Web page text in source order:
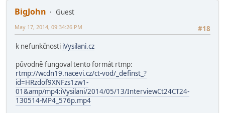
BigJohn
Guest
#18
May 17, 2014, 09:34:26 PM
k nefunkčnosti iVysilani.cz
původně fungoval tento formát rtmp:
rtmp://wcdn19.nacevi.cz/ct-vod/_definst_?
id=HRzdof9XNFzs1zw1-
01&amp/mp4:iVysilani/2014/05/13/InterviewCt24CT24-
130514-MP4_576p.mp4